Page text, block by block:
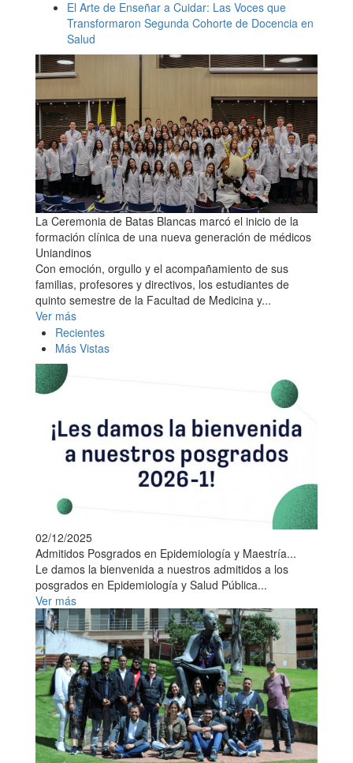
El Arte de Enseñar a Cuidar: Las Voces que
Transformaron Segunda Cohorte de Docencia en
Salud
La Ceremonia de Batas Blancas marcó el inicio de la
formación clínica de una nueva generación de médicos
Uniandinos
Con emoción, orgullo y el acompañamiento de sus
familias, profesores y directivos, los estudiantes de
quinto semestre de la Facultad de Medicina y...
Ver más
Recientes
Más Vistas
02/12/2025
Admitidos Posgrados en Epidemiología y Maestría...
Le damos la bienvenida a nuestros admitidos a los
posgrados en Epidemiología y Salud Pública...
Ver más